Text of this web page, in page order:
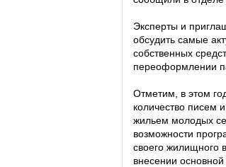
Эксперты и
обсудить самые
собственных
переоформлении
Отметим, в этом
количество писем
жильем молодых
возможности
своего жилищного
внесении основной